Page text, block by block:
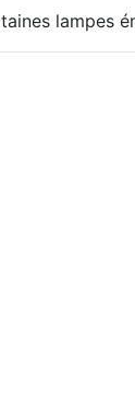
lampes